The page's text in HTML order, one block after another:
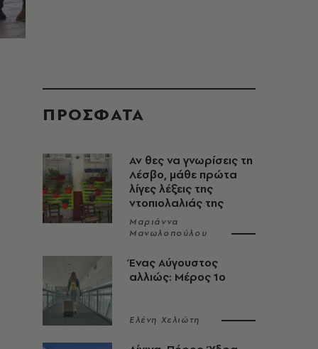
ΠΡΟΣΦΑΤΑ
Αν θες να γνωρίσεις τη
Λέσβο, μάθε πρώτα
λίγες λέξεις της
ντοπιολαλιάς της
Μαριάννα
Μανωλοπούλου
Ένας Αύγουστος
αλλιώς: Μέρος 1ο
Ελένη Χελιώτη